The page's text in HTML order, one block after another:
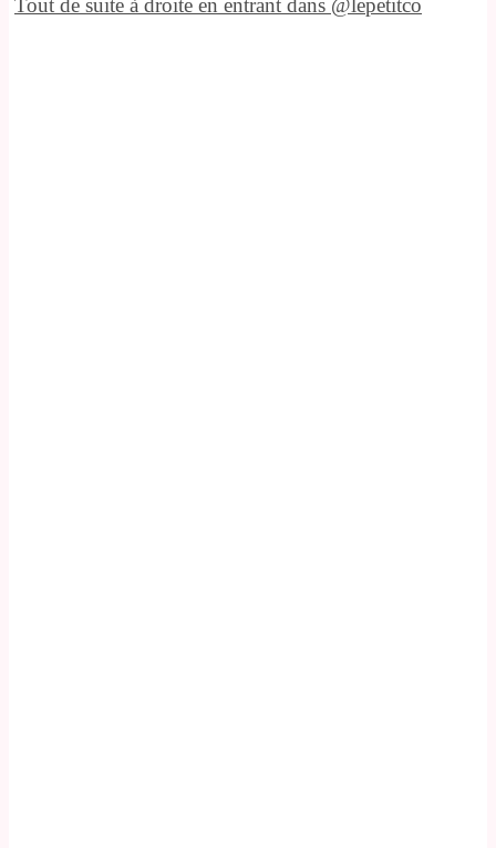
Tout de suite à droite en entrant dans @lepetitco